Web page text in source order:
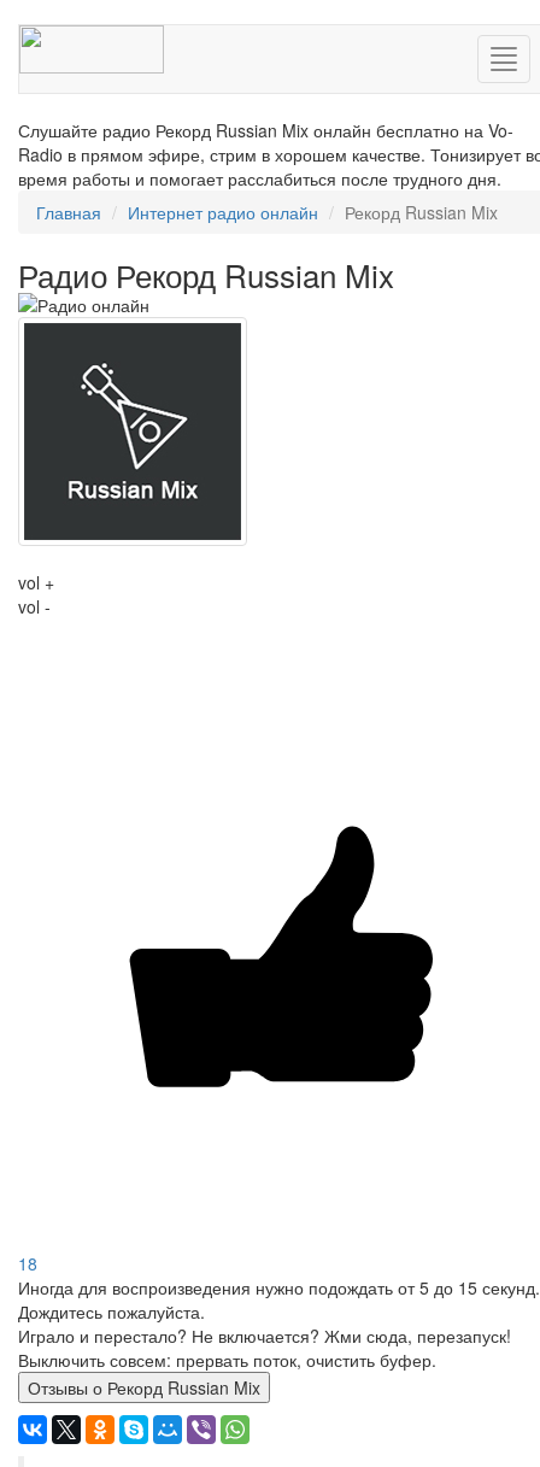
Слушайте радио Рекорд Russian Mix онлайн бесплатно на Vo-
Radio в прямом эфире, стрим в хорошем качестве. Тонизирует
время работы и помогает расслабиться после трудного дня.
Главная
Интернет радио онлайн Рекорд Russian Mix
Радио Рекорд Russian Mix
vol +
vol -
18
Иногда для воспроизведения нужно подождать от 5 до 15 секунд.
Дождитесь пожалуйста.
Играло и перестало? Не включается? Жми сюда, перезапуск!
Выключить совсем: прервать поток, очистить буфер.
Отзывы о Рекорд Russian Mix